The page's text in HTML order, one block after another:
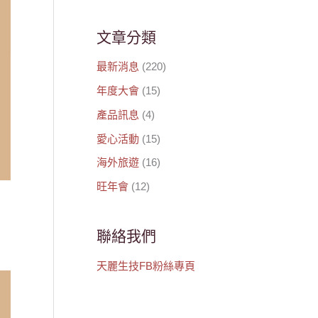
文章分類
最新消息 (220)
年度大會 (15)
產品訊息 (4)
愛心活動 (15)
海外旅遊 (16)
旺年會 (12)
聯絡我們
天麗生技FB粉絲專頁